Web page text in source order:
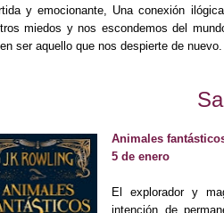
y emocionante, Una conexión
miedos y nos escondemos del
ser aquello que nos despierte de nuevo.
Animales
5 de enero
El explorador y
intención de